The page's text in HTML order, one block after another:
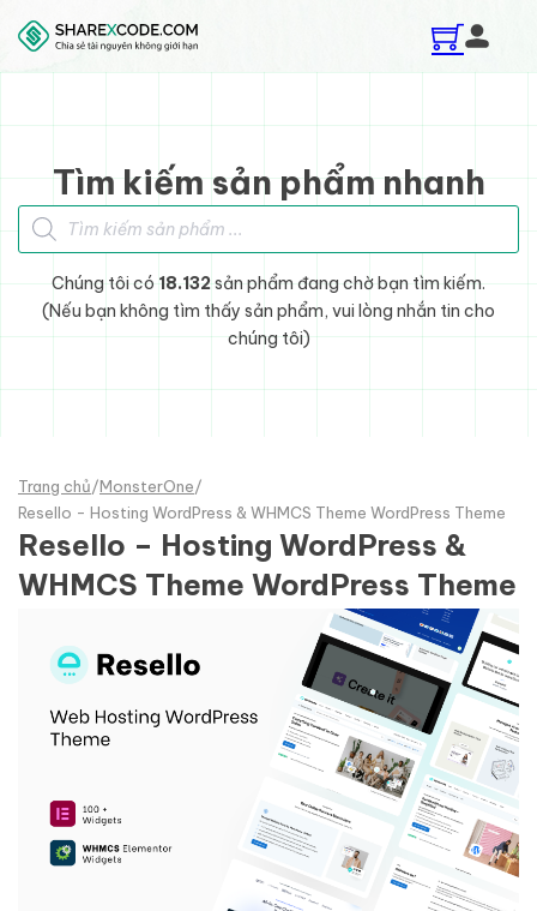
Skip to main content
Skip to footer
Tìm kiếm sản phẩm nhanh
Tìm kiếm sản phẩm
Chúng tôi có 18.132sản phẩm đang chờ bạn tìm kiếm.
(Nếu bạn không tìm thấy sản phẩm, vui lòng nhắn tin cho
chúng tôi)
Trang chủ/MonsterOne/
Resello - Hosting WordPress & WHMCS Theme WordPress Theme
Resello – Hosting WordPress &
WHMCS Theme WordPress Theme